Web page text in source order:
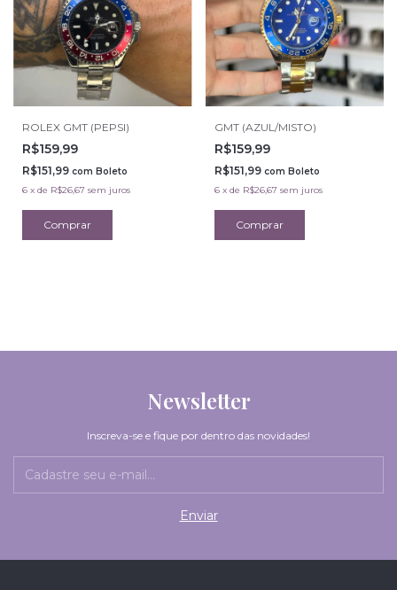
ROLEX GMT (PEPSI)
R$159,99
R$151,99 com Boleto
6 x de R$26,67 sem juros
GMT (AZUL/MISTO)
R$159,99
R$151,99 com Boleto
6 x de R$26,67 sem juros
Newsletter
Inscreva-se e fique por dentro das novidades!